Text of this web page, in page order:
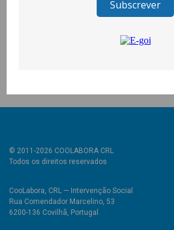
da EB de São Domingos e na EB do
pelo espaço de partilha e conhecimento,
ainda, pelo esclarecimento de dúvidas,
pela promoção de relações saudáveis
© 2011-2026 COOLABORA CRL
Todos os direitos reservados
CooLabora, CRL — Intervenção Social
Rua Comendador Marcelino, 53
6200-136 Covilhã, Portugal